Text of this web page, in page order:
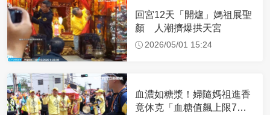
回宮12天「開爐」媽祖展聖
顏 人潮擠爆拱天宮
2026/05/01 15:24
血濃如糖漿！婦隨媽祖進香
竟休克「血糖值飆上限7